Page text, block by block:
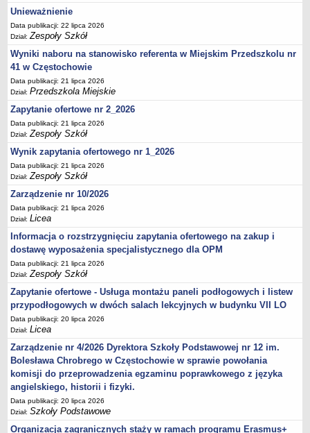
Unieważnienie
Data publikacji: 22 lipca 2026
Dział:Zespoły Szkół
Wyniki naboru na stanowisko referenta w Miejskim Przedszkolu nr
41 w Częstochowie
Data publikacji: 21 lipca 2026
Dział:Przedszkola Miejskie
Zapytanie ofertowe nr 2_2026
Data publikacji: 21 lipca 2026
Dział:Zespoły Szkół
Wynik zapytania ofertowego nr 1_2026
Data publikacji: 21 lipca 2026
Dział:Zespoły Szkół
Zarządzenie nr 10/2026
Data publikacji: 21 lipca 2026
Dział:Licea
Informacja o rozstrzygnięciu zapytania ofertowego na zakup i
dostawę wyposażenia specjalistycznego dla OPM
Data publikacji: 21 lipca 2026
Dział:Zespoły Szkół
Zapytanie ofertowe - Usługa montażu paneli podłogowych i listew
przypodłogowych w dwóch salach lekcyjnych w budynku VII LO
Data publikacji: 20 lipca 2026
Dział:Licea
Zarządzenie nr 4/2026 Dyrektora Szkoły Podstawowej nr 12 im.
Bolesława Chrobrego w Częstochowie w sprawie powołania
komisji do przeprowadzenia egzaminu poprawkowego z języka
angielskiego, historii i fizyki.
Data publikacji: 20 lipca 2026
Dział:Szkoły Podstawowe
Organizacja zagranicznych staży w ramach programu Erasmus+